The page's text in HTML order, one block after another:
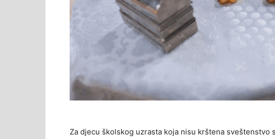
Za djecu školskog uzrasta koja nisu krštena